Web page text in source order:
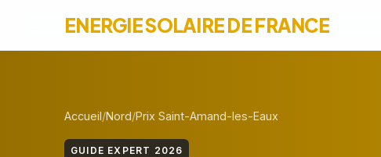
ENERGIE SOLAIRE DE FRANCE
Accueil Nord Prix Saint-Amand-les-Eaux
GUIDE EXPERT 2026